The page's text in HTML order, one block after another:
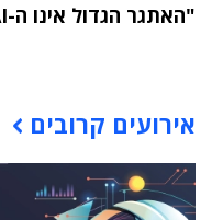
"האתגר הגדול אינו ה-AI אלא הטמעתה בארגון"
אירועים קרובים